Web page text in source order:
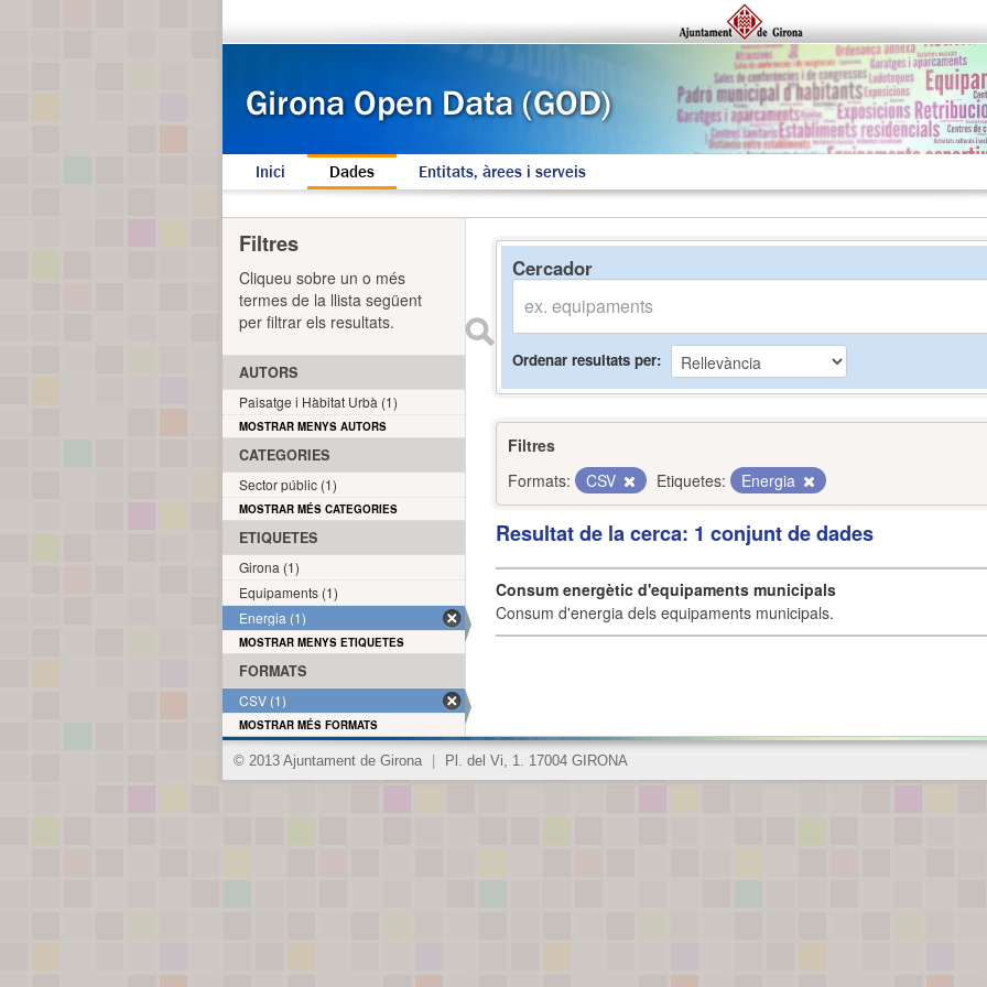
Inici Dades Entitats, àrees i serveis
Cercador
Ordenar resultats per
Filtres
Formats:
CSV Etiquetes: Energia
Resultat de la cerca: 1 conjunt de dades
Consum energètic d'equipaments municipals
Consum d'energia dels equipaments municipals.
Filtres
Cliqueu sobre un o més
termes de la llista següent
per filtrar els resultats.
AUTORS
Paisatge i Hàbitat Urbà (1)
MOSTRAR MENYS AUTORS
CATEGORIES
Sector públic (1)
MOSTRAR MÉS CATEGORIES
ETIQUETES
Girona (1)
Equipaments (1)
Energia (1)
MOSTRAR MENYS ETIQUETES
FORMATS
CSV (1)
MOSTRAR MÉS FORMATS
© 2013 Ajuntament de Girona Pl. del Vi, 1. 17004 GIRONA